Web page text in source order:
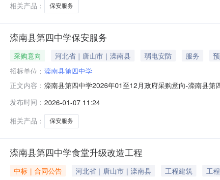
相关产品：
保安服务
滦南县第四中学保安服务
采购意向 河北省｜唐山市｜滦南县 弱电安防 服务
招标单位： 滦南县第四中学
正文内容： 滦南县第四中学2026年01至12月政府采购意向-滦南县
间：2026-02备注：本次公开的采购意向是本单位政府采
发布时间： 2026-01-07 11:24
相关产品：
保安服务
滦南县第四中学食堂升级改造工程
中标｜合同公告 河北省｜唐山市｜滦南县 工程建筑
工程